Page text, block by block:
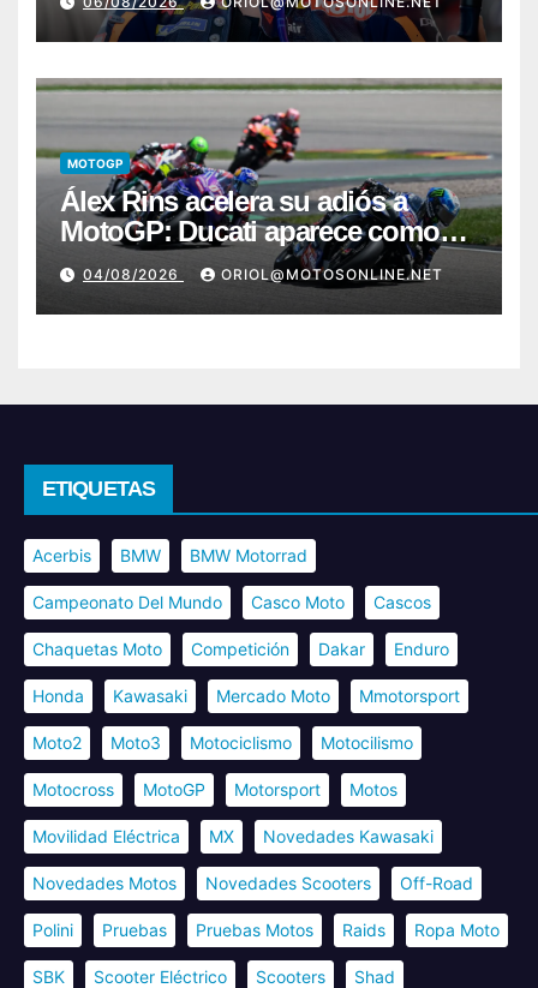
MOTOGP
Álex Rins acelera su adiós a
MotoGP: Ducati aparece como
destino en Superbike
04/08/2026 ORIOL@MOTOSONLINE.NET
ETIQUETAS
Acerbis BMW BMW Motorrad
Campeonato Del Mundo Casco Moto Cascos
Chaquetas Moto Competición Dakar Enduro
Honda Kawasaki Mercado Moto Mmotorsport
Moto2 Moto3 Motociclismo Motocilismo
Motocross MotoGP Motorsport Motos
Movilidad Eléctrica MX Novedades Kawasaki
Novedades Motos Novedades Scooters Off-Road
Polini Pruebas Pruebas Motos Raids Ropa Moto
SBK Scooter Eléctrico Scooters Shad